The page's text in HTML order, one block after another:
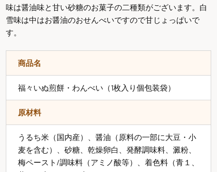
味は醤油味と甘い砂糖のお菓子の二種類がございます。白
雪味は中はお醤油のおせんべいですので甘じょっぱいで
す。
商品名
福々いぬ煎餅・わんべい（1枚入り個包装袋）
原材料
うるち米（国内産）、醤油（原料の一部に大豆・小
麦を含む）、砂糖、乾燥卵白、発酵調味料、澱粉、
梅ペースト/調味料（アミノ酸等）、着色料（青１、